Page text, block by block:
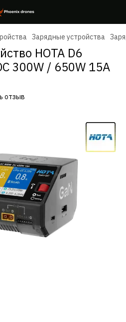
Зарядные устройства
HOTA D6
300W / 650W 15A
отзыв